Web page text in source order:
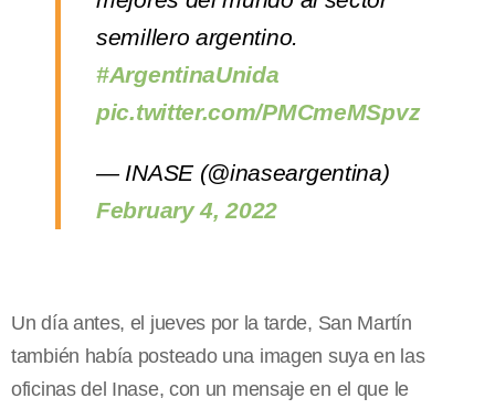
semillero argentino.
#ArgentinaUnida
pic.twitter.com/PMCmeMSpvz
— INASE (@inaseargentina)
February 4, 2022
Un día antes, el jueves por la tarde, San Martín
también había posteado una imagen suya en las
oficinas del Inase, con un mensaje en el que le